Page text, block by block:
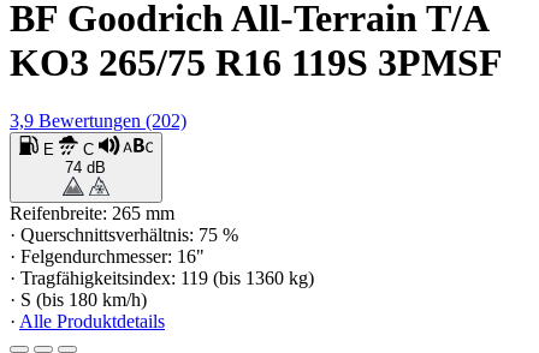
BF Goodrich All-Terrain T/A
KO3 265/75 R16 119S 3PMSF
3,9 Bewertungen (202)
E
C
74 dB
Reifenbreite: 265 mm
· Querschnittsverhältnis: 75 %
· Felgendurchmesser: 16"
· Tragfähigkeitsindex: 119 (bis 1360 kg)
· S (bis 180 km/h)
· Alle Produktdetails